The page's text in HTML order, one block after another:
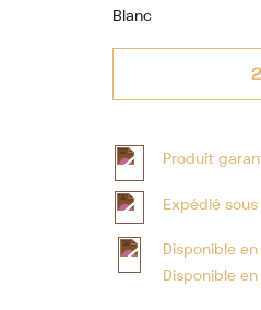
Blanc
Produit
Expédié
Disponible
Disponible